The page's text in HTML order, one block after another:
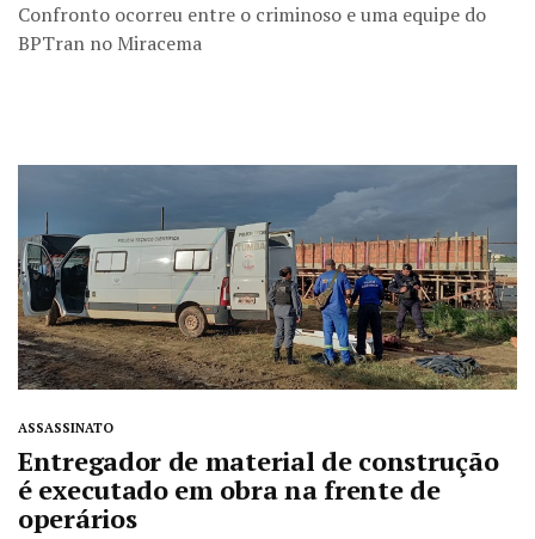
Confronto ocorreu entre o criminoso e uma equipe do
BPTran no Miracema
ASSASSINATO
Entregador de material de construção
é executado em obra na frente de
operários